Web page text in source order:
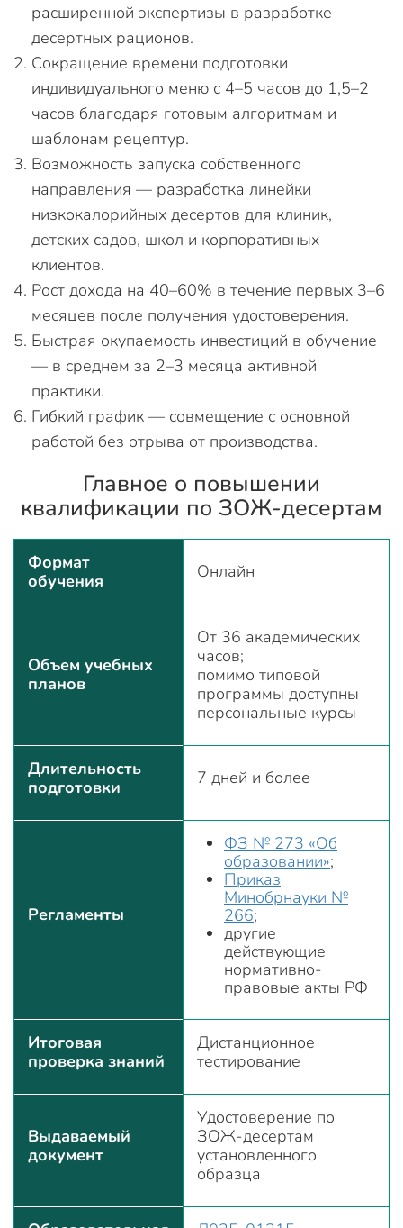
расширенной экспертизы в разработке
десертных рационов.
Сокращение времени подготовки
индивидуального меню с 4–5 часов до 1,5–2
часов благодаря готовым алгоритмам и
шаблонам рецептур.
Возможность запуска собственного
направления — разработка линейки
низкокалорийных десертов для клиник,
детских садов, школ и корпоративных
клиентов.
Рост дохода на 40–60% в течение первых 3–6
месяцев после получения удостоверения.
Быстрая окупаемость инвестиций в обучение
— в среднем за 2–3 месяца активной
практики.
Гибкий график — совмещение с основной
работой без отрыва от производства.
Главное о повышении
квалификации по ЗОЖ-десертам
Формат
обучения
Онлайн
Объем учебных
планов
От 36 академических
часов;
помимо типовой
программы доступны
персональные курсы
Длительность
подготовки
7 дней и более
Регламенты
ФЗ № 273 «Об
образовании»;
Приказ
Минобрнауки №
266;
другие
действующие
нормативно-
правовые акты РФ
Итоговая
проверка знаний
Дистанционное
тестирование
Выдаваемый
документ
Удостоверение по
ЗОЖ-десертам
установленного
образца